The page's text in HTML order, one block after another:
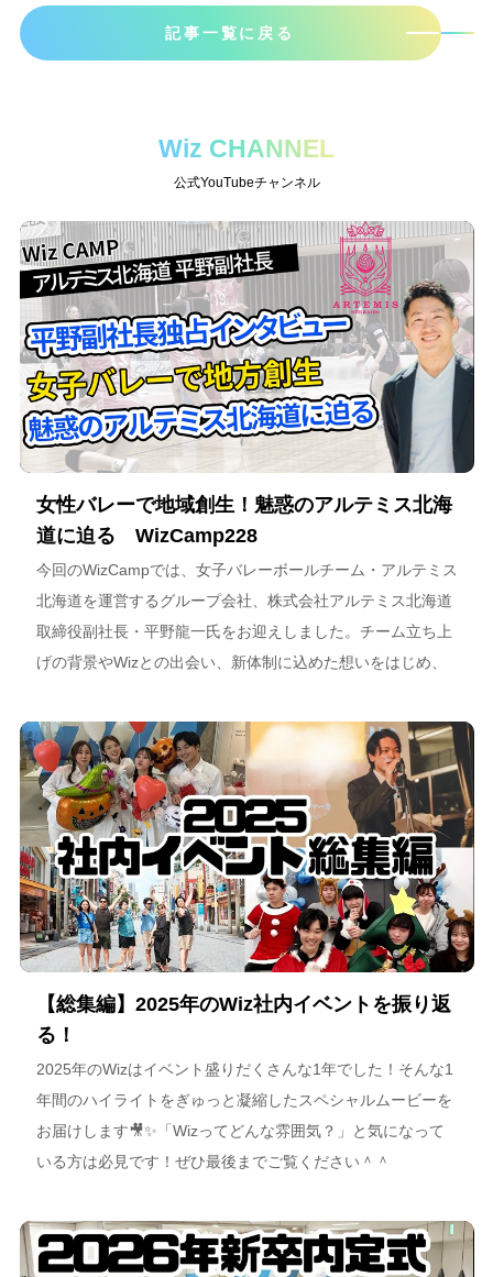
記事一覧に戻る
Wiz CHANNEL
公式YouTubeチャンネル
女性バレーで地域創生！魅惑のアルテミス北海
道に迫る WizCamp228
今回のWizCampでは、女子バレーボールチーム・アルテミス
北海道を運営するグループ会社、株式会社アルテミス北海道
取締役副社長・平野龍一氏をお迎えしました。チーム立ち上
げの背景やWizとの出会い、新体制に込めた想いをはじめ、
海道が描く今後のビジョンについて語っています。
【総集編】2025年のWiz社内イベントを振り返
る！
2025年のWizはイベント盛りだくさんな1年でした！そんな1
年間のハイライトをぎゅっと凝縮したスペシャルムービーを
お届けします🎥✨「Wizってどんな雰囲気？」と気になって
いる方は必見です！ぜひ最後までご覧ください＾＾